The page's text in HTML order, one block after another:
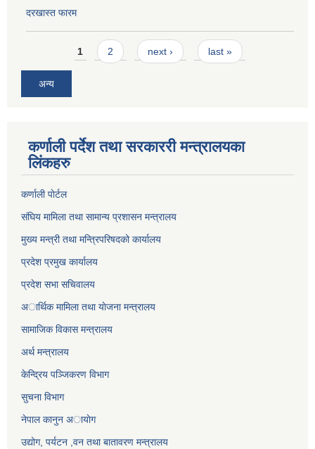
दरखास्त फारम
Pages1 2 next › last »
अन्य
कर्णाली पर्देश तथा सरकाररी मन्त्रालयका
लिंकहरु
कर्णाली पाेर्टल
संघिय मामिला तथा सामान्य प्रशासन मन्त्रालय
मुख्य मन्त्री तथा मन्त्रिपरिषदको कार्यालय
प्रदेश प्रमुख कार्यालय
प्रदेश सभा सचिवालय
अार्थिक मामिला तथा याेजना मन्त्रालय
सामाजिक विकास मन्त्रालय
अर्थ मन्त्रालय
केन्द्रिय पञ्जिकरण विभाग
सुचना विभाग
नेपाल कानुन अायाेग
उद्योग, पर्यटन ,वन तथा बातावरण मन्त्रालय